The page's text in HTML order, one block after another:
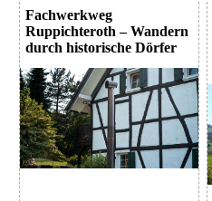
Fachwerkweg
Ruppichteroth – Wandern
durch historische Dörfer